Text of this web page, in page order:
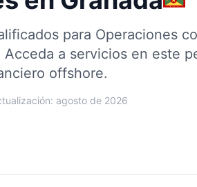
para Operaciones
Acceda a servicios en este
offshore.
agosto de 2026